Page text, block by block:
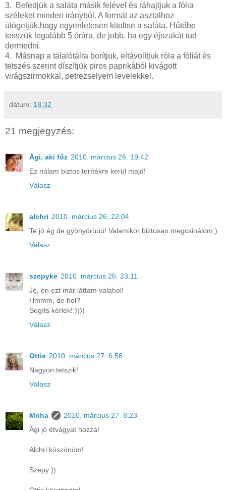
3. Befedjük a saláta másik felével és ráhajtjuk a fólia
széleket minden irányból. A formát az asztalhoz
ütögetjük,hogy egyenletesen kitöltse a saláta. Hűtőbe
tesszük legalább 5 órára, de jobb, ha egy éjszakát tud
dermedni.
4. Másnap a tálalótálra borítjuk, eltávolítjuk róla a fóliát és
tetszés szerint díszítjük piros paprikából kivágott
virágszirmokkal, petrezselyem levelekkel.
dátum: 18:32
21 megjegyzés:
Ági, aki főz 2010. március 26. 19:42
Ez nálam biztos terítékre kerül majd!
Válasz
alchri 2010. március 26. 22:04
Te jó ég de gyönyörüüü! Valamikor biztosan megcsinálom;)
Válasz
szepyke 2010. március 26. 23:11
Jé, én ezt már láttam valahol!
Hmmm, de hol?
Segíts kérlek!:))))
Válasz
Ottis 2010. március 27. 6:56
Nagyon tetszik!
Válasz
Moha
2010. március 27. 8:23
Ági jó étvágyat hozzá!
Alchri köszönöm!
Szepy:))